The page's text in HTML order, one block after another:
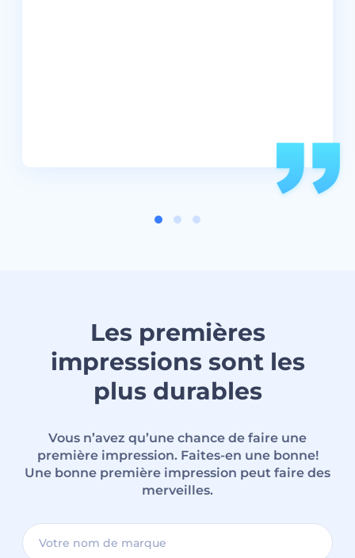
Les premières
impressions sont les
plus durables
Vous n’avez qu’une chance de faire une
première impression. Faites-en une bonne!
Une bonne première impression peut faire des
merveilles.